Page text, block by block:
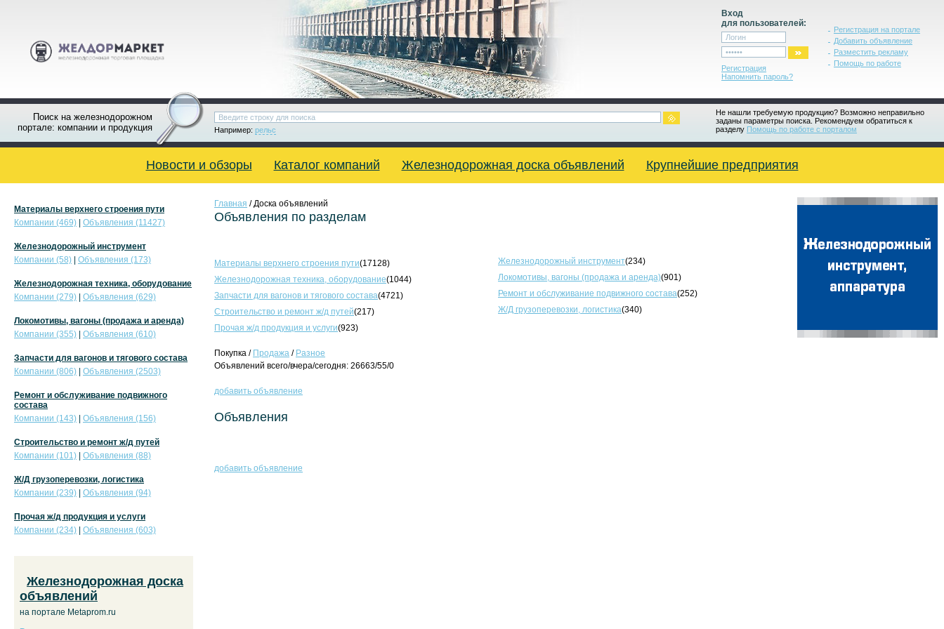
Вход
для пользователей:
Регистрация
Напомнить пароль?
Регистрация на портале
Добавить объявление
Разместить рекламу
Помощь по работе
Поиск на железнодорожном
портале: компании и продукция
Не нашли требуемую продукцию? Возможно неправильно
заданы параметры поиска. Рекомендуем обратиться к
разделу Помощь по работе с порталом
Например: рельс
Новости и обзоры Каталог компаний Железнодорожная доска объявлений Крупнейшие предприятия
Главная / Доска объявлений
Объявления по разделам
Материалы верхнего строения пути(17128) Железнодорожный инструмент(234)
Железнодорожная техника, оборудование(1044) Локомотивы, вагоны (продажа и аренда)(901)
Запчасти для вагонов и тягового состава(4721) Ремонт и обслуживание подвижного состава(252)
Строительство и ремонт ж/д путей(217) Ж/Д грузоперевозки, логистика(340)
Прочая ж/д продукция и услуги(923)
Покупка / Продажа / Разное
Объявлений всего/вчера/сегодня: 26663/55/0
добавить объявление
Объявления
добавить объявление
Материалы верхнего строения пути
Компании (469)
Объявления (11427)
Железнодорожный инструмент
Компании (58)
Объявления (173)
Железнодорожная техника, оборудование
Компании (279)
Объявления (629)
Локомотивы, вагоны (продажа и аренда)
Компании (355)
Объявления (610)
Запчасти для вагонов и тягового состава
Компании (806)
Объявления (2503)
Ремонт и обслуживание подвижного
состава
Компании (143)
Объявления (156)
Строительство и ремонт ж/д путей
Компании (101)
Объявления (88)
Ж/Д грузоперевозки, логистика
Компании (239)
Объявления (94)
Прочая ж/д продукция и услуги
Компании (234)
Объявления (603)
Железнодорожная доска
объявлений
на портале Metaprom.ru